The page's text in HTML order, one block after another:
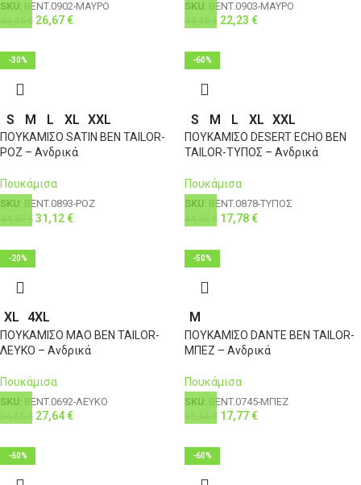
SKU: BENT.0902-ΜΑΥΡΟ
€ 26,67€
SKU: BENT.0903-ΜΑΥΡΟ
€ 22,23 €
-30%
S M L XL XXL
ΠΟΥΚΑΜΙΣΟ SATIN BEN TAILOR-
ΡΟΖ – Ανδρικά
Πουκάμισα
SKU: BENT.0893-ΡΟΖ
€ 31,12€
-60%
S M L XL XXL
ΠΟΥΚΑΜΙΣΟ DESERT ECHO BEN
TAILOR-ΤΥΠΟΣ – Ανδρικά
Πουκάμισα
SKU: BENT.0878-ΤΥΠΟΣ
€ 17,78€
-20%
XL 4XL
ΠΟΥΚΑΜΙΣΟ MAO BEN TAILOR-
ΛΕΥΚΟ – Ανδρικά
Πουκάμισα
SKU: BENT.0692-ΛΕΥΚΟ
€ 27,64€
-50%
M
ΠΟΥΚΑΜΙΣΟ DANTE BEN TAILOR-
ΜΠΕΖ – Ανδρικά
Πουκάμισα
SKU: BENT.0745-ΜΠΕΖ
€ 17,77€
-60% -60%